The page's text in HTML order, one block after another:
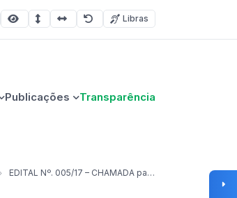
fonte
Área selecionada
Espaçamento de linha
Espaço dos caracteres
RedefinirLibras
Publicações Transparência
EDITAL Nº. 005/17 – CHAMADA para contratação temporária de candidato classificado em PROCESSO SELETIVO SIMPLIFICADO